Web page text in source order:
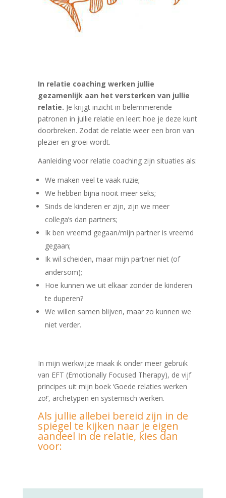
In relatie coaching werken jullie
gezamenlijk aan het versterken van jullie
relatie. Je krijgt inzicht in belemmerende
patronen in jullie relatie en leert hoe je deze kunt
doorbreken. Zodat de relatie weer een bron van
plezier en groei wordt.
Aanleiding voor relatie coaching zijn situaties als:
We maken veel te vaak ruzie;
We hebben bijna nooit meer seks;
Sinds de kinderen er zijn, zijn we meer
collega’s dan partners;
Ik ben vreemd gegaan/mijn partner is vreemd
gegaan;
Ik wil scheiden, maar mijn partner niet (of
andersom);
Hoe kunnen we uit elkaar zonder de kinderen
te duperen?
We willen samen blijven, maar zo kunnen we
niet verder.
In mijn werkwijze maak ik onder meer gebruik
van EFT (Emotionally Focused Therapy), de vijf
principes uit mijn boek ‘Goede relaties werken
zo!’, archetypen en systemisch werken.
Als jullie allebei bereid zijn in de
spiegel te kijken naar je eigen
aandeel in de relatie, kies dan
voor: